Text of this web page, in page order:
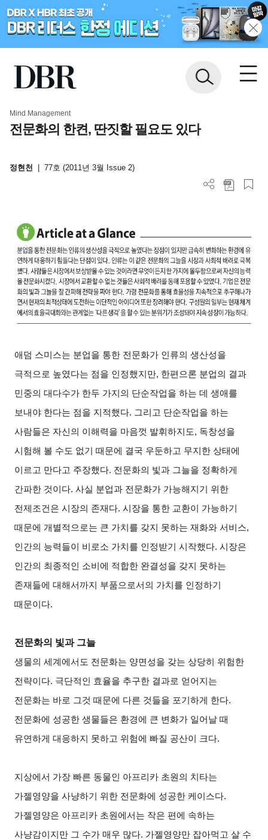
Mind Management
전문화의 한켠, 딴짓할 필요도 있다
정현천 77호 (2011년 3월 Issue 2)
애덤 스미스는 분업을 통한 전문화가 인류의 생산성을
극적으로 높였다는 점을 인정했지만, 한편으론 분업의 결과
민중의 대다수가 한두 가지의 단순작업을 하는 데 생애를
보내야 한다는 점을 지적했다. 그리고 단순작업을 하는
사람들은 자신의 이해력을 마음껏 발휘하지도, 독창성을
시험해 볼 수도 없기 때문에 결국 우둔하고 무지한 상태에
이르고 만다고 주장했다. 전문화의 빛과 그늘을 정확하게
간파한 것이다. 사실 분업과 전문화가 가능해지기 위한
전제조건은 시장의 존재다. 시장을 통한 교환이 가능하기
때문에 개별적으로는 큰 가치를 갖지 못하는 재화와 서비스,
인간의 능력들이 비로소 가치를 인정받기 시작했다. 시장은
인간의 최종적인 소비에 적합한 완결성을 갖지 못하는
존재들에 대해서까지 부품으로서의 가치를 인정하기
때문이다.
전문화의 빛과 그늘
생물의 세계에서도 전문화는 양면성을 갖는 상당히 위험한
전략이다. 극단적인 효율을 추구한 결과로 얻어지는
전문화는 바로 그것 때문에 다른 것들을 포기하게 한다.
전문화에 성공한 생물들은 환경에 큰 변화가 일어날 때
유연하게 대응하지 못하고 위험에 빠질 공산이 크다.
지상에서 가장 빠른 동물인 아프리카 초원의 치타는
가젤영양을 사냥하기 위한 전문화에 성공한 케이스다.
가젤영양은 아프리카 초원에서는 작은 편에 속하는
사냥감이지만 그 수가 매우 많다. 가젤영양만 잡아먹고 살 수